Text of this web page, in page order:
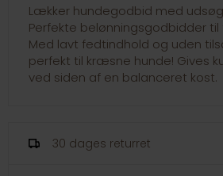
Lækker hundegodbid med
Perfekte belønningsgodbidder
Med lavt fedtindhold og uden
perfekt til kræsne hunde! Gives
ved siden af en balanceret kost.
30 dages returret